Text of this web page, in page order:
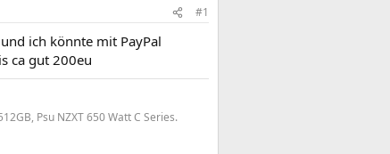
#1
ich könnte mit PayPal
ca gut 200eu
Psu NZXT 650 Watt C Series.